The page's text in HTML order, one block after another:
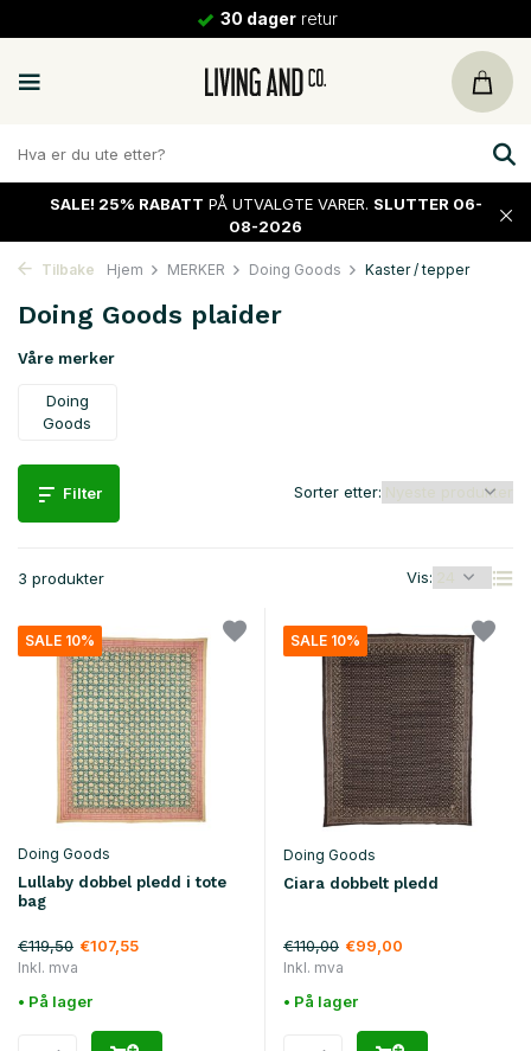
30 dager retur
SALE! 25% RABATT PÅ UTVALGTE VARER. SLUTTER 06-
08-2026
Tilbake Hjem MERKER Doing Goods Kaster / tepper
Doing Goods plaider
Våre merker
Doing
Goods
Filter
3 produkter Vis:
Sorter etter:
SALE 10%
Doing Goods
Lullaby dobbel pledd i tote
bag
€119,50 €107,55
Inkl. mva
• På lager
SALE 10%
Doing Goods
Ciara dobbelt pledd
€110,00 €99,00
Inkl. mva
• På lager